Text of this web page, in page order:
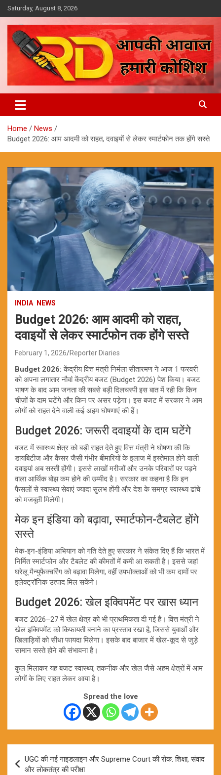
Skip
to
content
Saturday, August 8, 2026
Reporter Diaries
Home
News
Budget 2026: आम आदमी को राहत, दवाइयों से लेकर स्मार्टफोन तक होंगे सस्ते
INDIA NEWS
Budget 2026: आम आदमी को राहत,
दवाइयों से लेकर स्मार्टफोन तक होंगे सस्ते
February 1, 2026 Reporter Diaries
Budget 2026: केंद्रीय वित्त मंत्री निर्मला सीतारमण ने आज 1 फरवरी
को अपना लगातार नौवां केंद्रीय बजट (Budget 2026) पेश किया। बजट
भाषण के बाद आम जनता की सबसे बड़ी दिलचस्पी इस बात में रही कि किन
चीज़ों के दाम घटेंगे और किन पर असर पड़ेगा। इस बजट में सरकार ने आम
लोगों को राहत देने वाली कई अहम घोषणाएं की हैं।
Budget 2026: जरूरी दवाइयों के दाम घटेंगे
बजट में स्वास्थ्य क्षेत्र को बड़ी राहत देते हुए वित्त मंत्री ने घोषणा की कि
डायबिटीज और कैंसर जैसी गंभीर बीमारियों के इलाज में इस्तेमाल होने वाली
दवाइयां अब सस्ती होंगी। इससे लाखों मरीजों और उनके परिवारों पर पड़ने
वाला आर्थिक बोझ कम होने की उम्मीद है। सरकार का कहना है कि इन
फैसलों से स्वास्थ्य सेवाएं ज्यादा सुलभ होंगी और देश के समग्र स्वास्थ्य ढांचे
को मजबूती मिलेगी।
मेक इन इंडिया को बढ़ावा, स्मार्टफोन-टैबलेट होंगे
सस्ते
मेक-इन-इंडिया अभियान को गति देते हुए सरकार ने संकेत दिए हैं कि भारत में
निर्मित स्मार्टफोन और टैबलेट की कीमतों में कमी आ सकती है। इससे जहां
घरेलू मैन्युफैक्चरिंग को बढ़ावा मिलेगा, वहीं उपभोक्ताओं को भी कम दामों पर
इलेक्ट्रॉनिक उत्पाद मिल सकेंगे।
Budget 2026: खेल इक्विपमेंट पर खास ध्यान
बजट 2026–27 में खेल क्षेत्र को भी प्राथमिकता दी गई है। वित्त मंत्री ने
खेल इक्विपमेंट को किफायती बनाने का प्रस्ताव रखा है, जिससे युवाओं और
खिलाड़ियों को सीधा फायदा मिलेगा। इसके बाद बाजार में खेल-कूद से जुड़े
सामान सस्ते होने की संभावना है।
कुल मिलाकर यह बजट स्वास्थ्य, तकनीक और खेल जैसे अहम क्षेत्रों में आम
लोगों के लिए राहत लेकर आया है।
Spread the love
navigation
UGC की नई गाइडलाइन और Supreme Court की रोक: शिक्षा, संवाद
और लोकतंत्र की परीक्षा